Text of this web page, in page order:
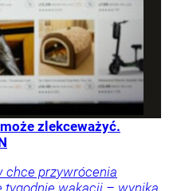
zlekceważyć.
chce przywrócenia
tygodnie wakacji – wynika